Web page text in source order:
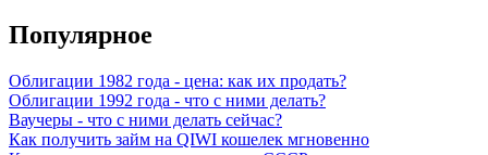
Популярное
Облигации 1982 года - цена: как их продать?
Облигации 1992 года - что с ними делать?
Ваучеры - что с ними делать сейчас?
Как получить займ на QIWI кошелек мгновенно